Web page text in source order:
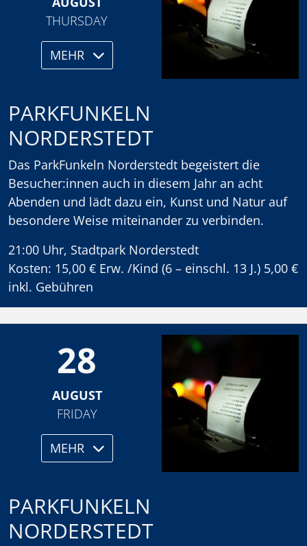
THURSDAY
MEHR
PARKFUNKELN
NORDERSTEDT
Das ParkFunkeln Norderstedt begeistert die
Besucher:innen auch in diesem Jahr an acht
Abenden und lädt dazu ein, Kunst und Natur auf
besondere Weise miteinander zu verbinden.
21:00 Uhr, Stadtpark Norderstedt
Kosten: 15,00 € Erw. /Kind (6 – einschl. 13 J.) 5,00 €
inkl. Gebühren
28
AUGUST
FRIDAY
MEHR
PARKFUNKELN
NORDERSTEDT